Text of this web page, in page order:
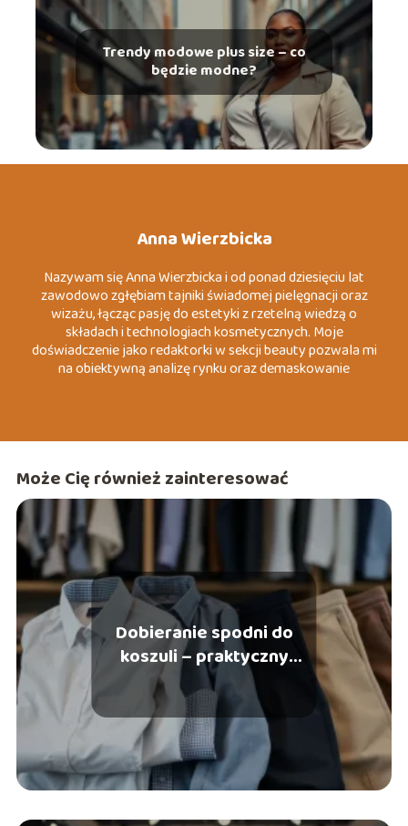
Trendy modowe plus size – co
będzie modne?
Anna Wierzbicka
Nazywam się Anna Wierzbicka i od ponad dziesięciu lat
zawodowo zgłębiam tajniki świadomej pielęgnacji oraz
wizażu, łącząc pasję do estetyki z rzetelną wiedzą o
składach i technologiach kosmetycznych. Moje
doświadczenie jako redaktorki w sekcji beauty pozwala mi
na obiektywną analizę rynku oraz demaskowanie
(slow fashion) oraz psychologią koloru wizerunku. Moim
wskazówek, które pomagają czytelnikom budować
pewność siebie poprzez autentyczny i przemyślany styl.
Może Cię również zainteresować
Dobieranie spodni do
koszuli – praktyczny
przewodnik